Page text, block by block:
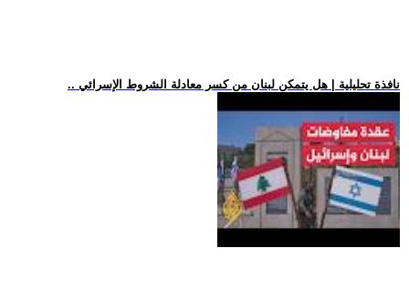
.. نافذة تحليلية | هل يتمكن لبنان من كسر معادلة الشروط الإسرائي